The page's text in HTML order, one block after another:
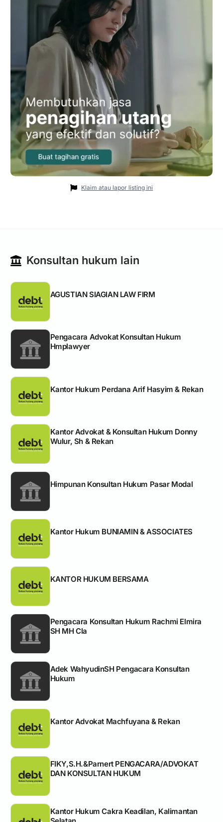
Klaim atau lapor listing ini
Konsultan hukum lain
AGUSTIAN SIAGIAN LAW FIRM
Pengacara Advokat Konsultan Hukum
Hmplawyer
Kantor Hukum Perdana Arif Hasyim & Rekan
Kantor Advokat & Konsultan Hukum Donny
Wulur, Sh & Rekan
Himpunan Konsultan Hukum Pasar Modal
Kantor Hukum BUNIAMIN & ASSOCIATES
KANTOR HUKUM BERSAMA
Pengacara Konsultan Hukum Rachmi Elmira
SH MH Cla
Adek WahyudinSH Pengacara Konsultan
Hukum
Kantor Advokat Machfuyana & Rekan
FIKY,S.H.&Parnert PENGACARA/ADVOKAT
DAN KONSULTAN HUKUM
Kantor Hukum Cakra Keadilan, Kalimantan